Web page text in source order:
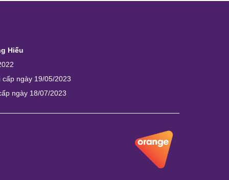
Hiếu
ngày 19/05/2023
ngày 18/07/2023